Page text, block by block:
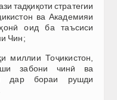
тадқиқоти стратегии
ва Академияи
оид ба таъсиси
Чин;
Тоҷикистон,
забони чинӣ ва
дар бораи рушди